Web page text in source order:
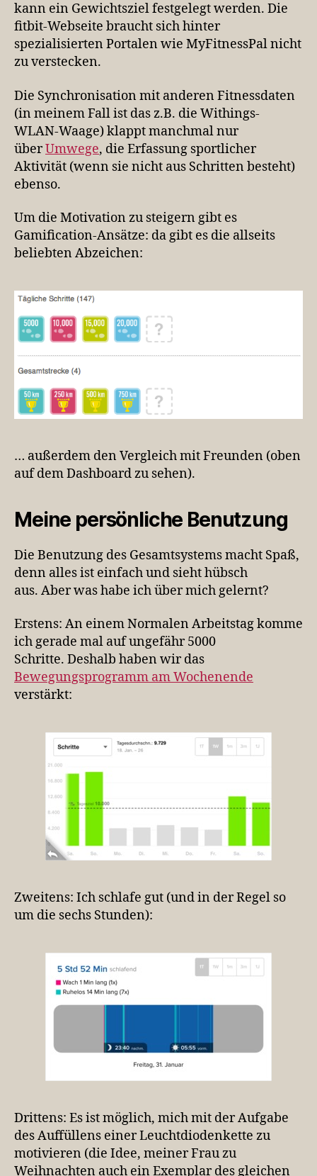
kann ein Gewichtsziel festgelegt werden. Die
fitbit-Webseite braucht sich hinter
spezialisierten Portalen wie MyFitnessPal nicht
zu verstecken.
Die Synchronisation mit anderen Fitnessdaten
(in meinem Fall ist das z.B. die Withings-
WLAN-Waage) klappt manchmal nur
überUmwege, die Erfassung sportlicher
Aktivität (wenn sie nicht aus Schritten besteht)
ebenso.
Um die Motivation zu steigern gibt es
Gamification-Ansätze: da gibt es die allseits
beliebten Abzeichen:
… außerdem den Vergleich mit Freunden (oben
auf dem Dashboard zu sehen).
Meine persönliche Benutzung
Die Benutzung des Gesamtsystems macht Spaß,
denn alles ist einfach und sieht hübsch
aus. Aber was habe ich über mich gelernt?
Erstens: An einem Normalen Arbeitstag komme
ich gerade mal auf ungefähr 5000
Schritte. Deshalb haben wir das
Bewegungsprogramm am Wochenende
verstärkt:
Zweitens: Ich schlafe gut (und in der Regel so
um die sechs Stunden):
Drittens: Es ist möglich, mich mit der Aufgabe
des Auffüllens einer Leuchtdiodenkette zu
motivieren (die Idee, meiner Frau zu
Weihnachten auch ein Exemplar des gleichen